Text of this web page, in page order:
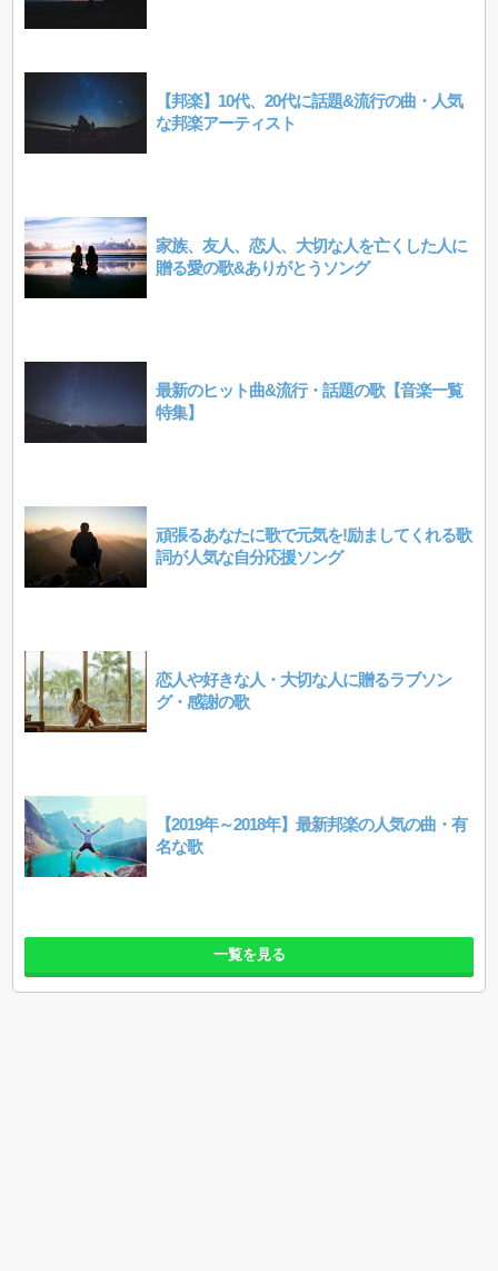
【邦楽】10代、20代に話題&流行の曲・人気
な邦楽アーティスト
家族、友人、恋人、大切な人を亡くした人に
贈る愛の歌&ありがとうソング
最新のヒット曲&流行・話題の歌【音楽一覧
特集】
頑張るあなたに歌で元気を!励ましてくれる歌
詞が人気な自分応援ソング
恋人や好きな人・大切な人に贈るラブソン
グ・感謝の歌
【2019年～2018年】最新邦楽の人気の曲・有
名な歌
一覧を見る